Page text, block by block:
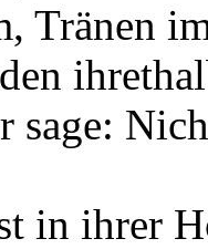
Tränen
sage:
in ihrer